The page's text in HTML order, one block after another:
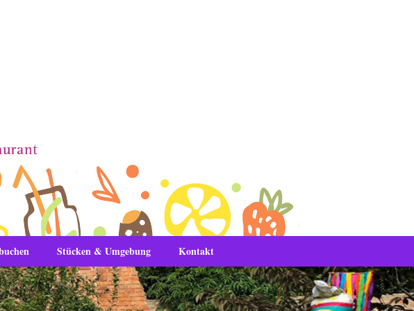
Stücken & Umgebung Kontakt